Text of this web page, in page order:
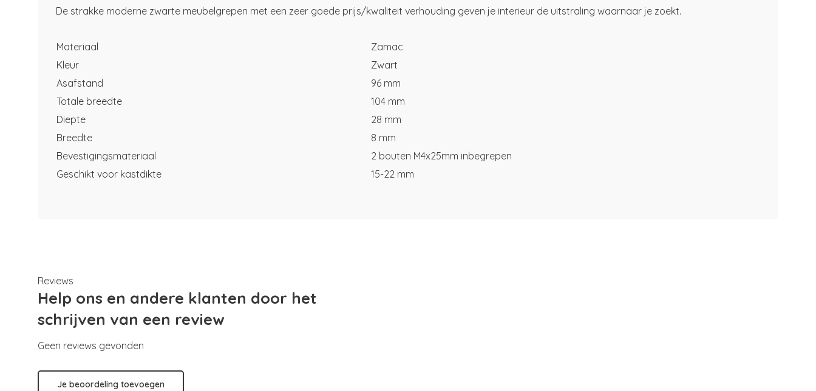
De strakke moderne zwarte meubelgrepen met een zeer goede prijs/kwaliteit verhouding geven je interieur de uitstraling waarnaar je zoekt.
Materiaal
Zamac
Kleur
Zwart
Asafstand
96 mm
Totale breedte
104 mm
Diepte
28 mm
Breedte
8 mm
Bevestigingsmateriaal
2 bouten M4x25mm inbegrepen
Geschikt voor kastdikte
15-22 mm
Reviews
Help ons en andere klanten door het
schrijven van een review
Geen reviews gevonden
Je beoordeling toevoegen